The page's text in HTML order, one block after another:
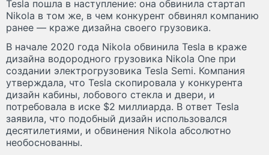
Tesla пошла в наступление: она обвинила стартап
Nikola в том же, в чем конкурент обвинял компанию
ранее — краже дизайна своего грузовика.
В начале 2020 года Nikola обвинила Tesla в краже
дизайна водородного грузовика Nikola One при
создании электрогрузовика Tesla Semi. Компания
утверждала, что Tesla скопировала у конкурента
дизайн кабины, лобового стекла и двери, и
потребовала в иске $2 миллиарда. В ответ Tesla
заявила, что подобный дизайн использовался
десятилетиями, и обвинения Nikola абсолютно
необоснованны.